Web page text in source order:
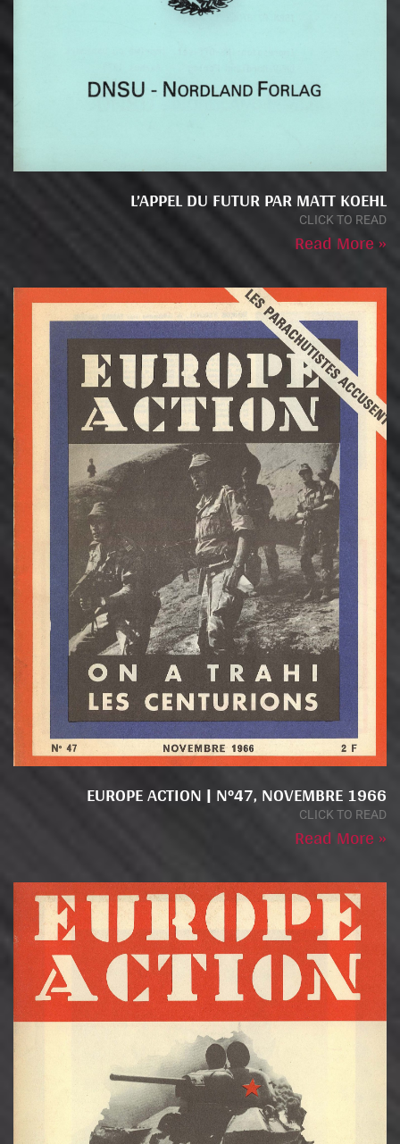
L’APPEL DU FUTUR PAR MATT KOEHL
CLICK TO READ
Read More »
EUROPE ACTION | N°47, NOVEMBRE 1966
CLICK TO READ
Read More »